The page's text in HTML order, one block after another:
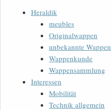
Heraldik
meubles
Originalwappen
unbekannte Wappen
Wappenkunde
Wappensammlung
Interessen
Mobilität
Technik allgemein